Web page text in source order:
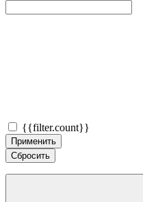
{{filter.count}}
Применить
Сбросить